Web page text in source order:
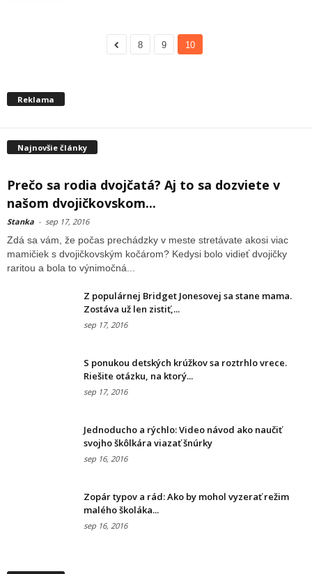
8 9 10
Reklama
Najnovšie články
Prečo sa rodia dvojčatá? Aj to sa dozviete v
našom dvojičkovskom...
Stanka - sep 17, 2016
Zdá sa vám, že počas prechádzky v meste stretávate akosi viac
mamičiek s dvojičkovským kočárom? Kedysi bolo vidieť dvojičky
raritou a bola to výnimočná...
Z populárnej Bridget Jonesovej sa stane mama.
Zostáva už len zistiť,...
sep 17, 2016
S ponukou detských krúžkov sa roztrhlo vrece.
Riešite otázku, na ktorý...
sep 17, 2016
Jednoducho a rýchlo: Video návod ako naučiť
svojho škôlkára viazať šnúrky
sep 16, 2016
Zopár typov a rád: Ako by mohol vyzerať režim
malého školáka...
sep 16, 2016